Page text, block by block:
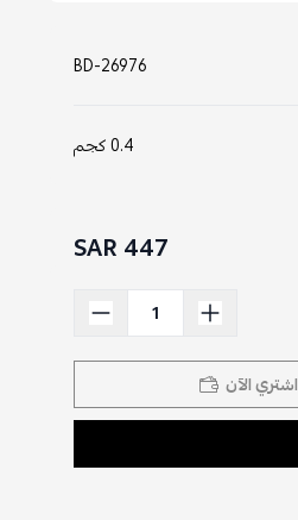
BD-26976
0.4 كجم
447 SAR
اشتري الآن